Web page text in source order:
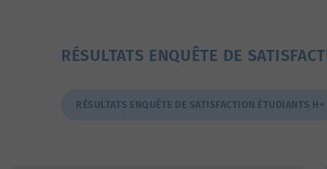
RÉSULTATS ENQUÊTE DE
RÉSULTATS ENQUÊTE DE SATISFACTION ÉTUDIANTS H+